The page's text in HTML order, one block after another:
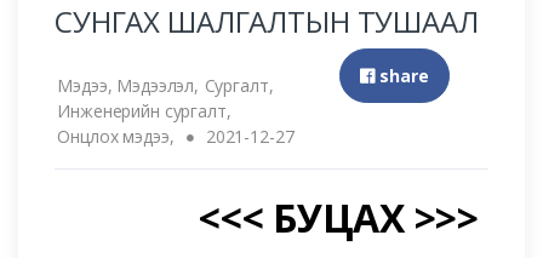
СУНГАХ ШАЛГАЛТЫН ТУШААЛ
share
Мэдээ, Мэдээлэл, Сургалт,
Инженерийн сургалт,
Онцлох мэдээ,
2021-12-27
<<< БУЦАХ >>>